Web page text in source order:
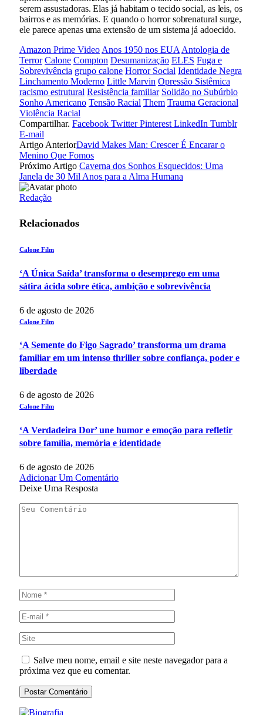
serem assustadoras. Elas já habitam o tecido social, as leis, os
bairros e as memórias. E quando o horror sobrenatural surge,
ele parece apenas uma extensão de um sistema já adoecido.
Amazon Prime Video Anos 1950 nos EUA Antologia de
Terror Calone Compton Desumanização ELES Fuga e
Sobrevivência grupo calone Horror Social Identidade Negra
Linchamento Moderno Little Marvin Opressão Sistêmica
racismo estrutural Resistência familiar Solidão no Subúrbio
Sonho Americano Tensão Racial Them Trauma Geracional
Violência Racial
Compartilhar. Facebook Twitter Pinterest LinkedIn Tumblr
E-mail
Artigo AnteriorDavid Makes Man: Crescer É Encarar o
Menino Que Fomos
Próximo Artigo Caverna dos Sonhos Esquecidos: Uma
Janela de 30 Mil Anos para a Alma Humana
Redação
Relacionados
Calone Film
‘A Única Saída’ transforma o desemprego em uma
sátira ácida sobre ética, ambição e sobrevivência
6 de agosto de 2026
Calone Film
‘A Semente do Figo Sagrado’ transforma um drama
familiar em um intenso thriller sobre confiança, poder e
liberdade
6 de agosto de 2026
Calone Film
‘A Verdadeira Dor’ une humor e emoção para refletir
sobre família, memória e identidade
6 de agosto de 2026
Adicionar Um Comentário
Deixe Uma Resposta
Salve meu nome, email e site neste navegador para a
próxima vez que eu comentar.